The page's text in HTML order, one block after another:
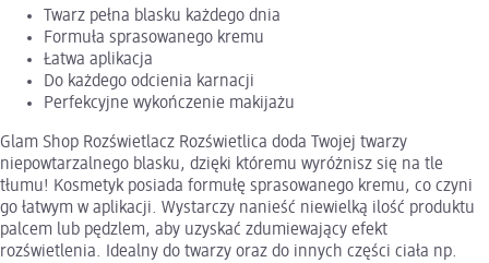
Twarz pełna blasku każdego dnia
Formuła sprasowanego kremu
Łatwa aplikacja
Do każdego odcienia karnacji
Perfekcyjne wykończenie makijażu
Glam Shop Rozświetlacz Rozświetlica doda Twojej twarzy
niepowtarzalnego blasku, dzięki któremu wyróżnisz się na tle
tłumu! Kosmetyk posiada formułę sprasowanego kremu, co czyni
go łatwym w aplikacji. Wystarczy nanieść niewielką ilość produktu
palcem lub pędzlem, aby uzyskać zdumiewający efekt
rozświetlenia. Idealny do twarzy oraz do innych części ciała np.